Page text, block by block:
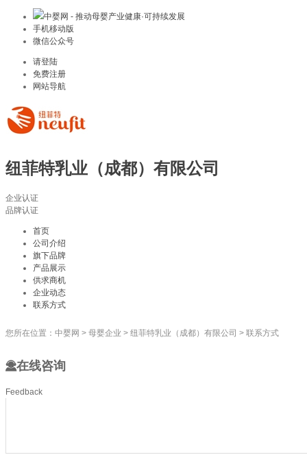
中婴网 - 推动母婴产业健康·可持续发展
手机移动版
微信公众号
请登陆
免费注册
网站导航
纽菲特乳业（成都）有限公司
企业认证
品牌认证
首页
公司介绍
旗下品牌
产品展示
供求商机
企业动态
联系方式
您所在位置： 中婴网 > 母婴企业 > 纽菲特乳业（成都）有限公司 > 联系方式
在线咨询
Feedback